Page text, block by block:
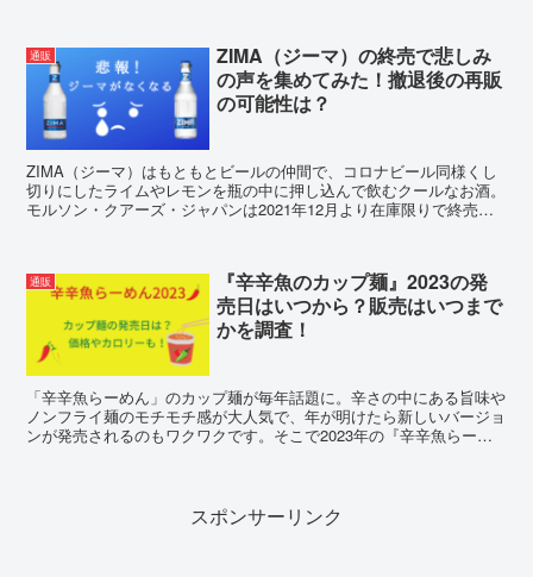
通販
ZIMA（ジーマ）の終売で悲しみ
の声を集めてみた！撤退後の再販
の可能性は？
ZIMA（ジーマ）はもともとビールの仲間で、コロナビール同様くし
切りにしたライムやレモンを瓶の中に押し込んで飲むクールなお酒。
モルソン・クアーズ・ジャパンは2021年12月より在庫限りで終売し
通販
『辛辛魚のカップ麺』2023の発
売日はいつから？販売はいつまで
かを調査！
「辛辛魚らーめん」のカップ麺が毎年話題に。辛さの中にある旨味や
ノンフライ麺のモチモチ感が大人気で、年が明けたら新しいバージョ
ンが発売されるのもワクワクです。そこで2023年の『辛辛魚らーめ
スポンサーリンク